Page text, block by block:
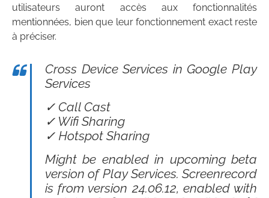
utilisateurs auront accès aux fonctionnalités
mentionnées, bien que leur fonctionnement exact reste
à préciser.
Cross Device Services in Google Play
Services
✓ Call Cast
✓ Wifi Sharing
✓ Hotspot Sharing
Might be enabled in upcoming beta
version of Play Services. Screenrecord
is from version 24.06.12, enabled with